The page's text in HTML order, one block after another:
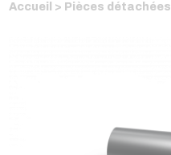
Accueil > Pièces détachées